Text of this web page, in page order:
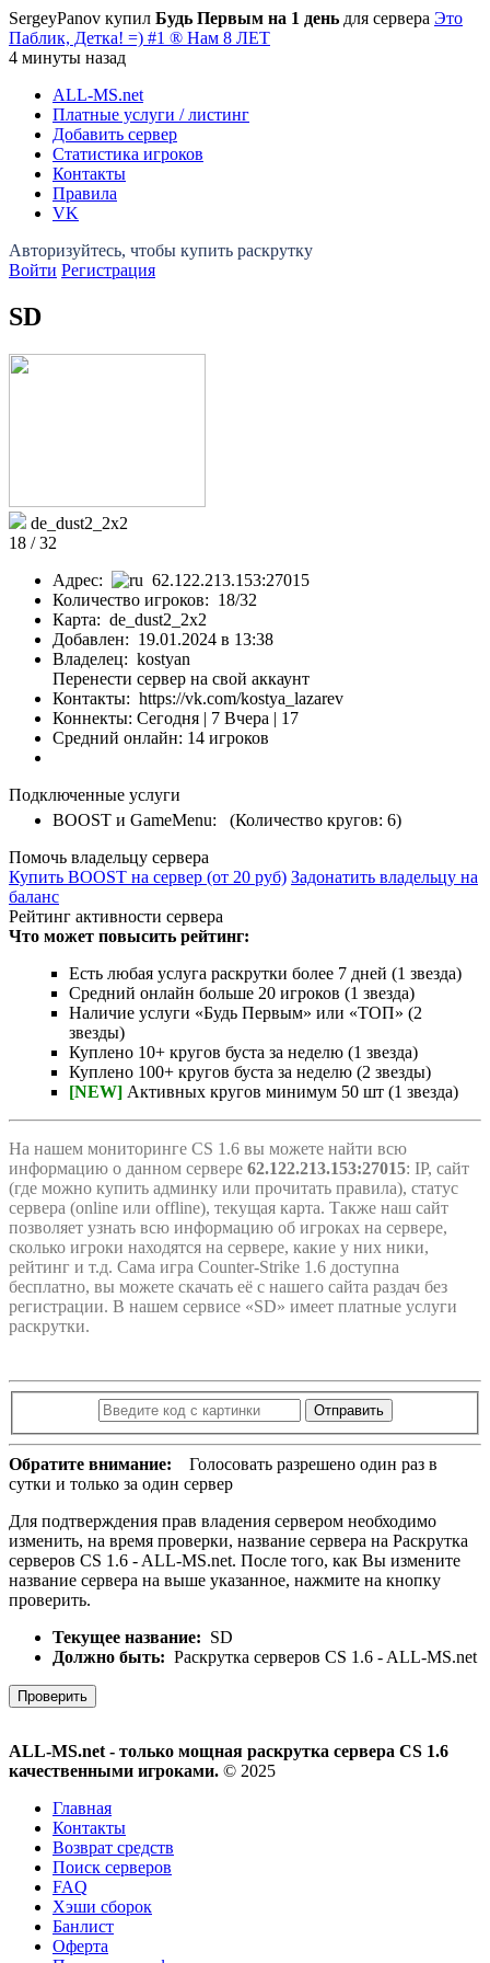
SergeyPanov купил Будь Первым на 1 день для сервера Это
Паблик, Детка! =) #1 ® Нам 8 ЛЕТ
4 минуты назад
ALL-MS.net
Платные услуги / листинг
Добавить сервер
Статистика игроков
Контакты
Правила
VK
Войти Регистрация
SD
de_dust2_2x2
18 / 32
Адрес:
62.122.213.153:27015
Количество игроков: 18/32
Карта: de_dust2_2x2
Добавлен: 19.01.2024 в 13:38
Владелец: kostyan
Перенести сервер на свой аккаунт
Контакты: https://vk.com/kostya_lazarev
Коннекты: Сегодня | 7 Вчера | 17
Средний онлайн: 14 игроков
Подключенные услуги
BOOST и GameMenu: (Количество кругов: 6)
Помочь владельцу сервера
Купить BOOST на сервер (от 20 руб) Задонатить владельцу на
баланс
Рейтинг активности сервера
Что может повысить рейтинг:
Есть любая услуга раскрутки более 7 дней (1 звезда)
Средний онлайн больше 20 игроков (1 звезда)
Наличие услуги «Будь Первым» или «ТОП» (2
звезды)
Куплено 10+ кругов буста за неделю (1 звезда)
Куплено 100+ кругов буста за неделю (2 звезды)
[NEW] Активных кругов минимум 50 шт (1 звезда)
На нашем мониторинге CS 1.6 вы можете найти всю
информацию о данном сервере 62.122.213.153:27015: IP, сайт
(где можно купить админку или прочитать правила), статус
сервера (online или offline), текущая карта. Также наш сайт
позволяет узнать всю информацию об игроках на сервере,
сколько игроки находятся на сервере, какие у них ники,
рейтинг и т.д. Сама игра Counter-Strike 1.6 доступна
бесплатно, вы можете скачать её с нашего сайта раздач без
регистрации. В нашем сервисе «SD» имеет платные услуги
раскрутки.
Отправить
Обратите внимание: Голосовать разрешено один раз в
сутки и только за один сервер
Для подтверждения прав владения сервером необходимо
изменить, на время проверки, название сервера на Раскрутка
серверов CS 1.6 - ALL-MS.net. После того, как Вы измените
название сервера на выше указанное, нажмите на кнопку
проверить.
Текущее название: SD
Должно быть: Раскрутка серверов CS 1.6 - ALL-MS.net
Проверить
ALL-MS.net - только мощная раскрутка сервера CS 1.6
качественными игроками. © 2025
Главная
Контакты
Возврат средств
Поиск серверов
FAQ
Хэши сборок
Банлист
Оферта